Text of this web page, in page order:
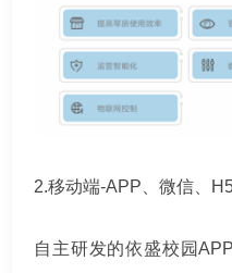
2.移动端-APP、微信、H5
自主研发的依盛校园